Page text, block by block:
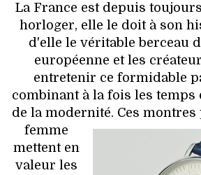
La France est depuis
horloger, elle le doit à son
d'elle le véritable berceau
européenne et les
entretenir ce formidable
combinant à la fois les temps
de la modernité. Ces
femme
mettent en
valeur les